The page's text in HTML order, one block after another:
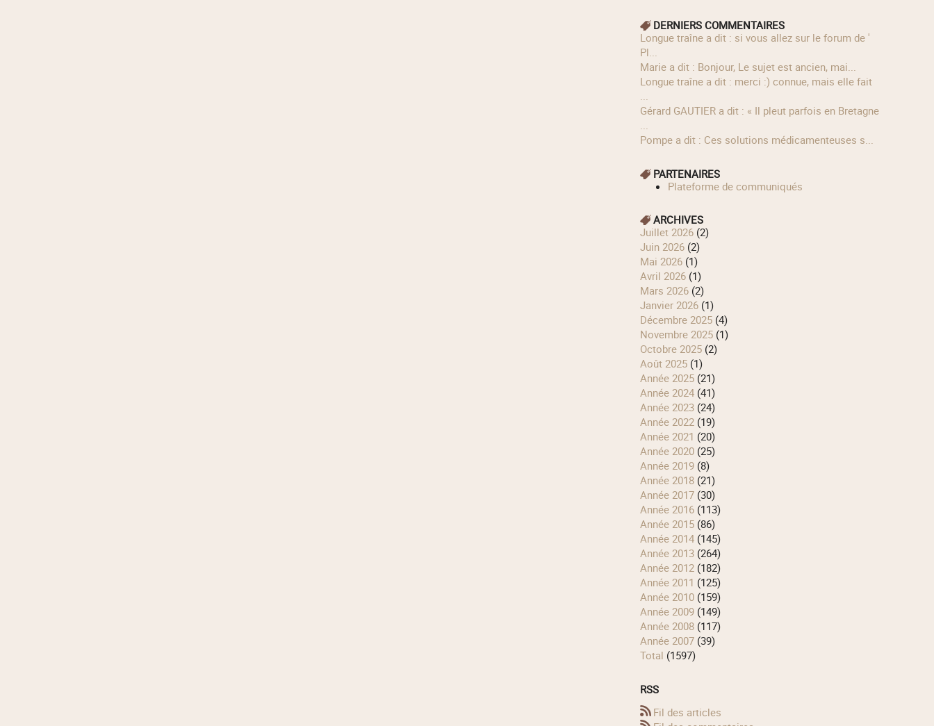
DERNIERS COMMENTAIRES
longue traîne a dit : si vous allez sur le forum de '
Pl...
Marie a dit : Bonjour, Le sujet est ancien, mai...
longue traîne a dit : merci :) connue, mais elle fait
...
Gérard GAUTIER a dit : « Il pleut parfois en Bretagne
...
Pompe a dit : Ces solutions médicamenteuses s...
PARTENAIRES
Plateforme de communiqués
ARCHIVES
juillet 2026(2)
juin 2026(2)
mai 2026(1)
avril 2026(1)
mars 2026(2)
janvier 2026(1)
décembre 2025(4)
novembre 2025(1)
octobre 2025(2)
août 2025(1)
année 2025(21)
année 2024(41)
année 2023(24)
année 2022(19)
année 2021 (20)
année 2020(25)
année 2019(8)
année 2018(21)
année 2017(30)
année 2016(113)
année 2015(86)
année 2014(145)
année 2013(264)
année 2012(182)
année 2011 (125)
année 2010(159)
année 2009(149)
année 2008(117)
année 2007(39)
total (1597)
RSS
Fil des articles